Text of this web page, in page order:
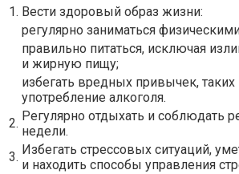
1. Вести здоровый образ жизни:
регулярно заниматься
правильно питаться, исключая
и жирную пищу;
избегать вредных привычек, таких
употребление алкоголя.
2. Регулярно отдыхать и соблюдать
недели.
3. Избегать стрессовых ситуаций,
и находить способы управления